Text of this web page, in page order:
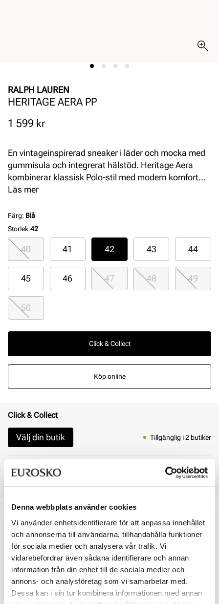
Denna webbplats använder cookies
Vi använder enhetsidentifierare för att anpassa innehållet
och annonserna till användarna, tillhandahålla funktioner
för sociala medier och analysera vår trafik. Vi
vidarebefordrar även sådana identifierare och annan
information från din enhet till de sociala medier och
annons- och analysföretag som vi samarbetar med.
Dessa kan i sin tur kombinera informationen med annan
RALPH LAUREN
HERITAGE AERA PP
Pris
1 599 kr
En vintageinspirerad sneaker i läder och mocka med
gummisula och integrerat hälstöd. Heritage Aera
kombinerar klassisk Polo-stil med modern komfort
och subtila logodetaljer.
Läs mer
Färg: Blå
Storlek:42
40 41 42 43 44
45 46 47 48 49
50
Click & Collect
Köp online
Click & Collect
Välj din butik Tillgänglig i 2 butiker
Online I lager
Leverans 3 - 7 dagar
Click & Collect inom 30 minuter
Leverans 3-7 dagar
Gratis retur i butik
Beskrivning